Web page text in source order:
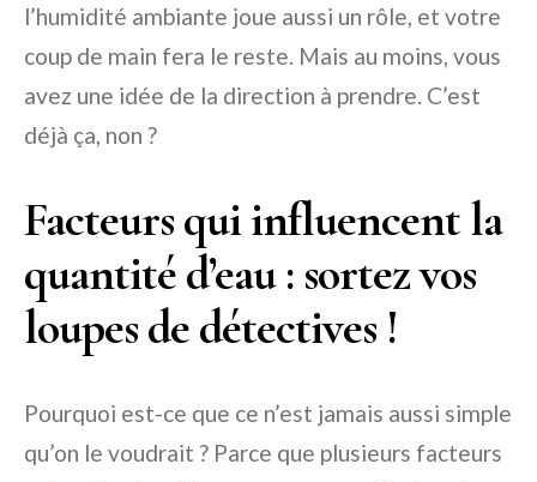
l’humidité ambiante joue aussi un rôle, et votre
coup de main fera le reste. Mais au moins, vous
avez une idée de la direction à prendre. C’est
déjà ça, non ?
Facteurs qui influencent la
quantité d’eau : sortez vos
loupes de détectives !
Pourquoi est-ce que ce n’est jamais aussi simple
qu’on le voudrait ? Parce que plusieurs facteurs